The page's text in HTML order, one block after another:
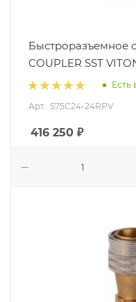
Быстроразъемное
COUPLER SST
Есть
Арт.: S75C24-24RPV
416 250 ₽